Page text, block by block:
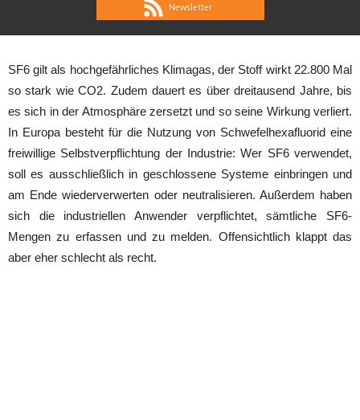
Newsletter
SF6 gilt als hochgefährliches Klimagas, der Stoff wirkt 22.800 Mal
so stark wie CO2. Zudem dauert es über dreitausend Jahre, bis
es sich in der Atmosphäre zersetzt und so seine Wirkung verliert.
In Europa besteht für die Nutzung von Schwefelhexafluorid eine
freiwillige Selbstverpflichtung der Industrie: Wer SF6 verwendet,
soll es ausschließlich in geschlossene Systeme einbringen und
am Ende wiederverwerten oder neutralisieren. Außerdem haben
sich die industriellen Anwender verpflichtet, sämtliche SF6-
Mengen zu erfassen und zu melden. Offensichtlich klappt das
aber eher schlecht als recht.